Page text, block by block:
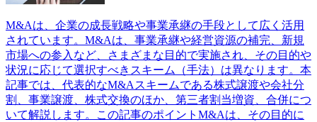
M&Aは、企業の成長戦略や事業承継の手段として広く活用
されています。M&Aは、事業承継や経営資源の補完、新規
市場への参入など、さまざまな目的で実施され、その目的や
状況に応じて選択すべきスキーム（手法）は異なります。本
記事では、代表的なM&Aスキームである株式譲渡や会社分
割、事業譲渡、株式交換のほか、第三者割当増資、合併につ
いて解説します。この記事のポイントM&Aは、その目的に